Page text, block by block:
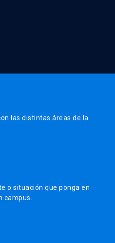
las distintas áreas de la
o situación que ponga en
campus.